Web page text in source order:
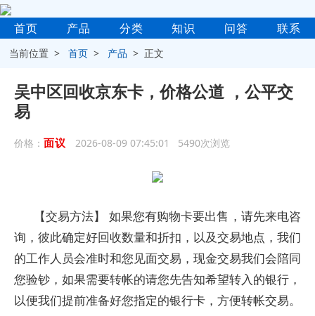
首页 产品 分类 知识 问答 联系
当前位置 >首页 > 产品 > 正文
吴中区回收京东卡，价格公道 ，公平交
易
价格： 面议 2026-08-09 07:45:01 5490次浏览
【交易方法】 如果您有购物卡要出售，请先来电咨
询，彼此确定好回收数量和折扣，以及交易地点，我们
的工作人员会准时和您见面交易，现金交易我们会陪同
您验钞，如果需要转帐的请您先告知希望转入的银行，
以便我们提前准备好您指定的银行卡，方便转帐交易。